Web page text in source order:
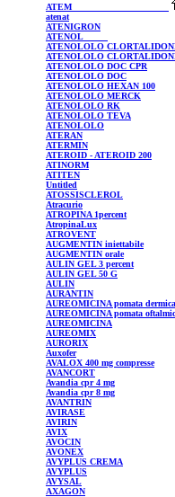
ATEM
atenat
ATENIGRON
ATENOL
ATENOLOLO
ATENOLOLO
ATENOLOLO DOC CPR
ATENOLOLO DOC
ATENOLOLO HEXAN 100
ATENOLOLO MERCK
ATENOLOLO RK
ATENOLOLO TEVA
ATENOLOLO
ATERAN
ATERMIN
ATEROID - ATEROID 200
ATINORM
ATITEN
Untitled
ATOSSISCLEROL
Atracurio
ATROPINA 1percent
AtropinaLux
ATROVENT
AUGMENTIN iniettabile
AUGMENTIN orale
AULIN GEL 3 percent
AULIN GEL 50 G
AULIN
AURANTIN
AUREOMICINA pomata
AUREOMICINA pomata
AUREOMICINA
AUREOMIX
AURORIX
Auxofer
AVALOX 400 mg compresse
AVANCORT
Avandia cpr 4 mg
Avandia cpr 8 mg
AVANTRIN
AVIRASE
AVIRIN
AVIX
AVOCIN
AVONEX
AVYPLUS CREMA
AVYPLUS
AVYSAL
AXAGON